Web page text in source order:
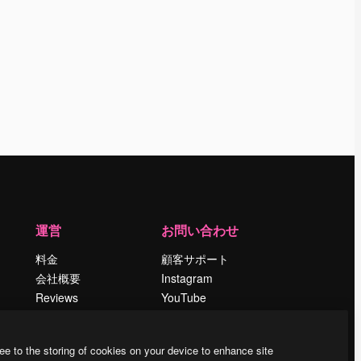
運営
料金
会社概要
Reviews
ブログ
お問い合わせ
顧客サポート
Instagram
YouTube
Discord
to the storing of cookies on your device to enhance site